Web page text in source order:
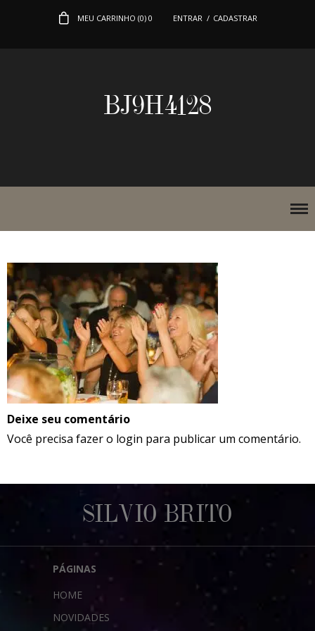
MEU CARRINHO (0) 0 ENTRAR / CADASTRAR
BJ9H4128
Deixe seu comentário
Você precisa fazer o login para publicar um comentário.
SILVIO BRITO
PÁGINAS
HOME
NOVIDADES